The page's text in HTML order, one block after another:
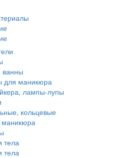
для маникюра
лампы-лупы
кольцевые
тела
тела